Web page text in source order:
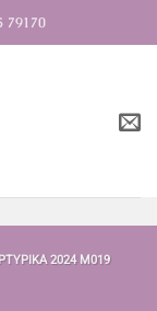
79170
2024 M019